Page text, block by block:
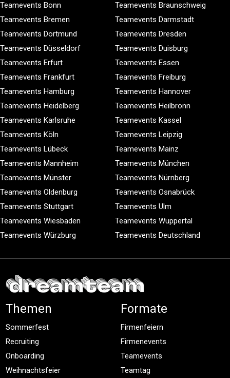
Teamevents Bonn
Teamevents Braunschweig
Teamevents Bremen
Teamevents Darmstadt
Teamevents Dortmund
Teamevents Dresden
Teamevents Düsseldorf
Teamevents Duisburg
Teamevents Erfurt
Teamevents Essen
Teamevents Frankfurt
Teamevents Freiburg
Teamevents Hamburg
Teamevents Hannover
Teamevents Heidelberg
Teamevents Heilbronn
Teamevents Karlsruhe
Teamevents Kassel
Teamevents Köln
Teamevents Leipzig
Teamevents Lübeck
Teamevents Mainz
Teamevents Mannheim
Teamevents München
Teamevents Münster
Teamevents Nürnberg
Teamevents Oldenburg
Teamevents Osnabrück
Teamevents Stuttgart
Teamevents Ulm
Teamevents Wiesbaden
Teamevents Wuppertal
Teamevents Würzburg
Teamevents Deutschland
Themen
Sommerfest
Recruiting
Onboarding
Weihnachtsfeier
Formate
Firmenfeiern
Firmenevents
Teamevents
Teamtag